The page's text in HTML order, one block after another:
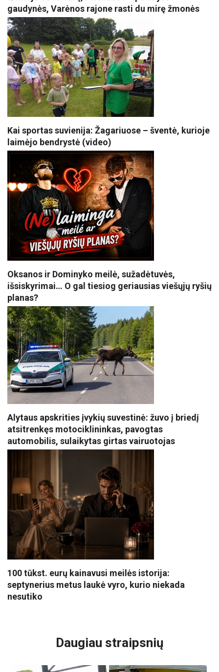
gaudynės, Varėnos rajone rasti du mirę žmonės
Kai sportas suvienija: Žagariuose – šventė, kurioje
laimėjo bendrystė (video)
Oksanos ir Dominyko meilė, sužadėtuvės,
išsiskyrimai… O gal tiesiog geriausias viešųjų ryšių
planas?
Alytaus apskrities įvykių suvestinė: žuvo į briedį
atsitrenkęs motociklininkas, pavogtas
automobilis, sulaikytas girtas vairuotojas
100 tūkst. eurų kainavusi meilės istorija:
septynerius metus laukė vyro, kurio niekada
nesutiko
Daugiau straipsnių